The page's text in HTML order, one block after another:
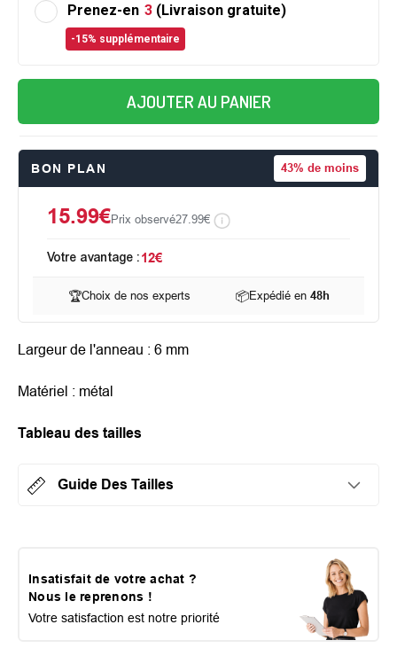
Prenez-en 3 (Livraison gratuite)
-15% supplémentaire
AJOUTER AU PANIER
BON PLAN 43% de moins
15.99€Prix observé27.99€
Votre avantage :12€
🏆Choix de nos experts 📦Expédié en 48h
Largeur de l'anneau : 6 mm
Matériel : métal
Tableau des tailles
Guide Des Tailles
Insatisfait de votre achat ?
Nous le reprenons !
Votre satisfaction est notre priorité